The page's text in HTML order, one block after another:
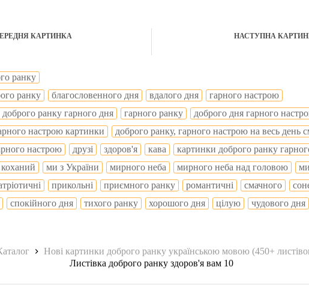
КАРТИНКА НАСТУПНА
ранку
ранку благословенного дня вдалого дня
гарного настрою
ранку гарного дня
гарного ранку
доброго дня гарного
настрою картинки
доброго ранку, гарного настрою на весь день
настрою
друзі здоров'я кава
картинки доброго ранку
коханий ми з України мирного неба мирного неба над головою
прикольні приємного ранку романтичні смачного
спокійного дня тихого ранку хорошого дня цілую
чудового дня
Нові картинки доброго ранку українською мовою (450+
Листівка доброго ранку здоров'я вам 10